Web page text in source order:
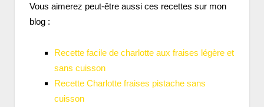
Vous aimerez peut-être aussi ces recettes sur mon
blog :
Recette facile de charlotte aux fraises légère et
sans cuisson
Recette Charlotte fraises pistache sans
cuisson